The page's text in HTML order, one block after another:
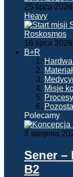
25 lipca 2026
Heavy
16 lipca 2026
B+R
Misje
Procesy
Polecamy
8 sierpnia
Sener –
B2